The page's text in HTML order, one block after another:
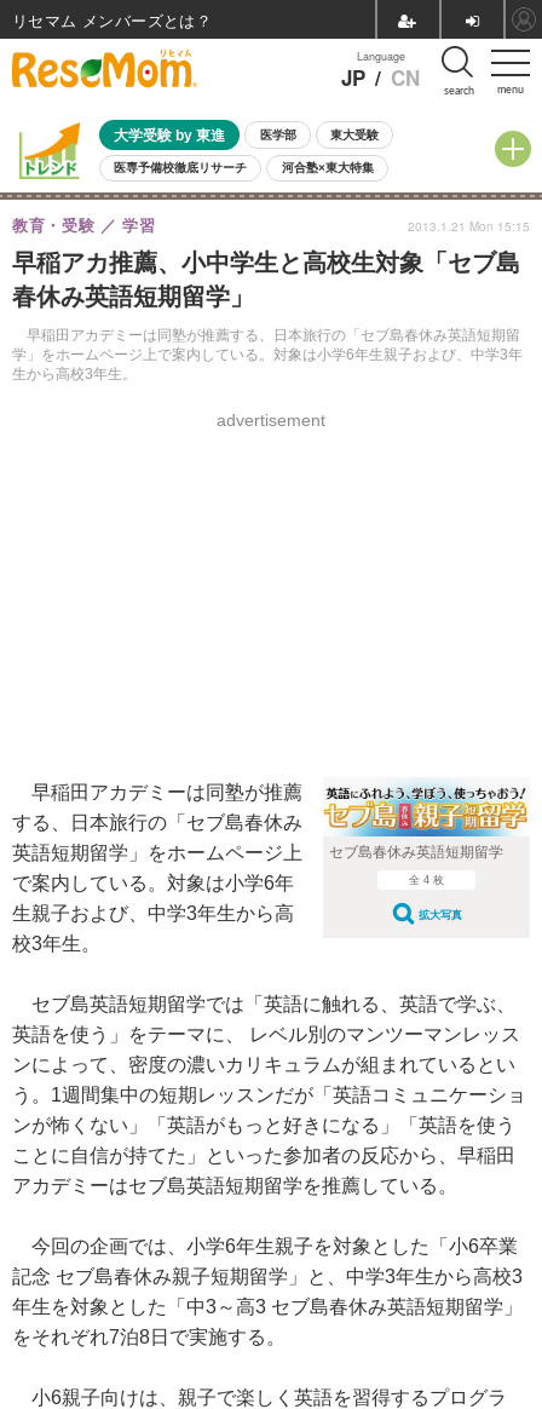
menu
Language
JP / CN search
大学受験 by 東進 医学部 東大受験
医専予備校徹底リサーチ 河合塾×東大特集
親子で考える大学選び 高校受験 中学受験 小学校受験
共通テスト 夏休み
8月開催イベント・WS 全国公立高校 過去問 人気記事
自由研究教材（小学生向け） 自由研究教材（中学生向け）
早稲アカ推薦、小中学生と高校生対象「セブ島
春休み英語短期留学」
早稲田アカデミーは同塾が推薦する、日本旅行の「セブ島春休み英語短期留
学」をホームページ上で案内している。対象は小学6年生親子および、中学3年
生から高校3年生。
教育・受験 学習
advertisement
2013.1.21 Mon 15:15
セブ島春休み英語短期留学
全 4 枚
拡大写真
早稲田アカデミーは同塾が推薦
する、日本旅行の「セブ島春休み
英語短期留学」をホームページ上
で案内している。対象は小学6年
生親子および、中学3年生から高
校3年生。
セブ島英語短期留学では「英語に触れる、英語で学ぶ、
英語を使う」をテーマに、 レベル別のマンツーマンレッス
ンによって、密度の濃いカリキュラムが組まれているとい
う。1週間集中の短期レッスンだが「英語コミュニケーショ
ンが怖くない」「英語がもっと好きになる」「英語を使う
ことに自信が持てた」といった参加者の反応から、早稲田
アカデミーはセブ島英語短期留学を推薦している。
今回の企画では、小学6年生親子を対象とした「小6卒業
記念 セブ島春休み親子短期留学」と、中学3年生から高校3
年生を対象とした「中3～高3 セブ島春休み英語短期留学」
をそれぞれ7泊8日で実施する。
小6親子向けは、親子で楽しく英語を習得するプログラ
リセマム メンバーズ